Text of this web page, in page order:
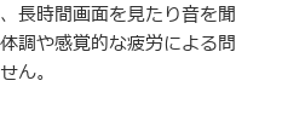
長時間画面を見たり音を聞
調や感覚的な疲労による問
ん。